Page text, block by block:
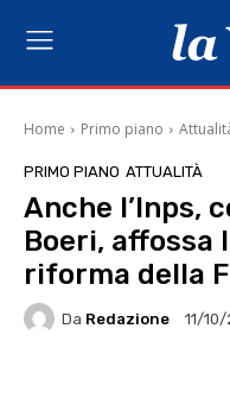
Home Primo piano
PRIMO PIANO ATTUALITÀ
Anche l’Inps,
Boeri, affossa
riforma della
Da Redazione 11/